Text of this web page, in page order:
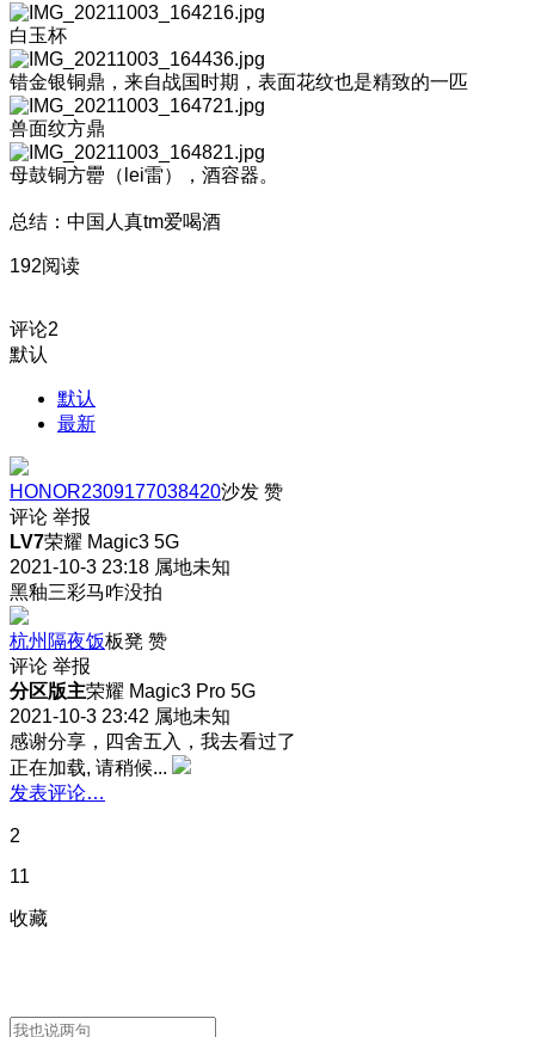
白玉杯
错金银铜鼎，来自战国时期，表面花纹也是精致的一匹
兽面纹方鼎
母鼓铜方罍（lei雷），酒容器。
总结：中国人真tm爱喝酒
192阅读
评论2
默认
默认
最新
HONOR2309177038420沙发 赞
评论 举报
LV7荣耀 Magic3 5G
2021-10-3 23:18 属地未知
黑釉三彩马咋没拍
杭州隔夜饭板凳 赞
评论 举报
分区版主荣耀 Magic3 Pro 5G
2021-10-3 23:42 属地未知
感谢分享，四舍五入，我去看过了
正在加载, 请稍候...
发表评论…
2
11
收藏